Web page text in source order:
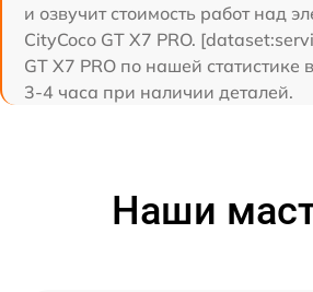
и озвучит стоимость работ над
CityCoco GT X7 PRO.
GT X7 PRO по нашей статистике
3-4 часа при наличии деталей.
Наши